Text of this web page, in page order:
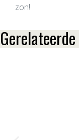
zon!